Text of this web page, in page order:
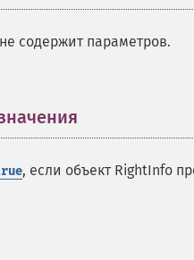
содержит параметров.
, если объект RightInfo